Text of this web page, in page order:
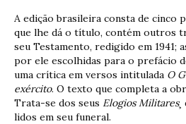
A edição brasileira consta de cinco
que lhe dá o título, contém outros
seu Testamento, redigido em 1941;
por ele escolhidas para o prefácio
uma crítica em versos intitulada O
exército. O texto que completa a
Trata-se dos seus Elogios Militares
lidos em seu funeral.